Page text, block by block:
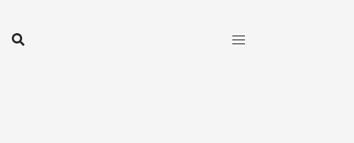
contenuto